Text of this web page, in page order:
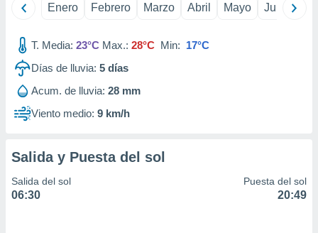
datos
perfiles
utilizar
uso de
contenido
medir el
Enero Febrero Marzo Abril Mayo Junio
T. Media: 23°C Max.: 28°C Min: 17°C
Días de lluvia: 5 días
Acum. de lluvia: 28 mm
Viento medio: 9 km/h
Salida y Puesta del sol
Salida del sol
06:30
Puesta del sol
20:49